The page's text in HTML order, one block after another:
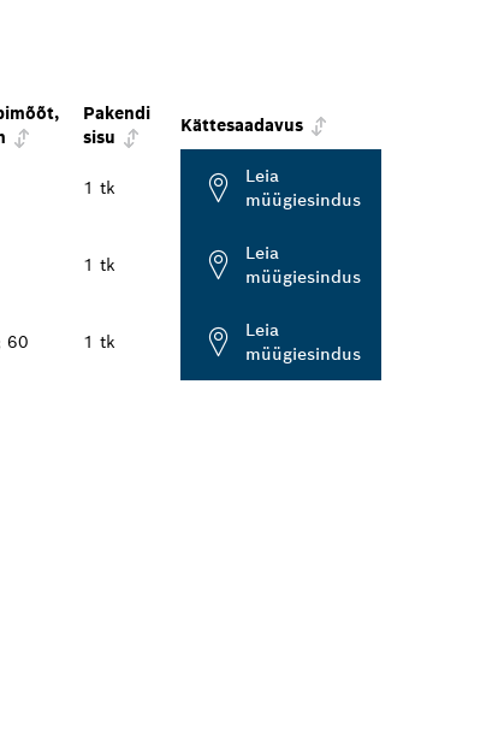
Pakendi
sisu
Kättesaadavus
1 tk
Leia
müügiesindus
1 tk
Leia
müügiesindus
60 1 tk
Leia
müügiesindus